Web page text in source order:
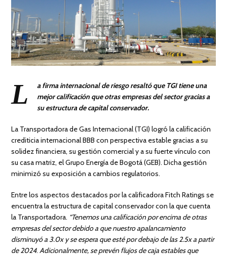
L
a firma internacional de riesgo resaltó que TGI tiene una
mejor calificación que otras empresas del sector gracias a
su estructura de capital conservador.
La Transportadora de Gas Internacional (TGI) logró la calificación
crediticia internacional BBB con perspectiva estable gracias a su
solidez financiera, su gestión comercial y a su fuerte vínculo con
su casa matriz, el Grupo Energía de Bogotá (GEB). Dicha gestión
minimizó su exposición a cambios regulatorios.
Entre los aspectos destacados por la calificadora Fitch Ratings se
encuentra la estructura de capital conservador con la que cuenta
la Transportadora. “Tenemos una calificación por encima de otras
empresas del sector debido a que nuestro apalancamiento
disminuyó a 3.0x y se espera que esté por debajo de las 2.5x a partir
de 2024.Adicionalmente, se prevén flujos de caja estables que